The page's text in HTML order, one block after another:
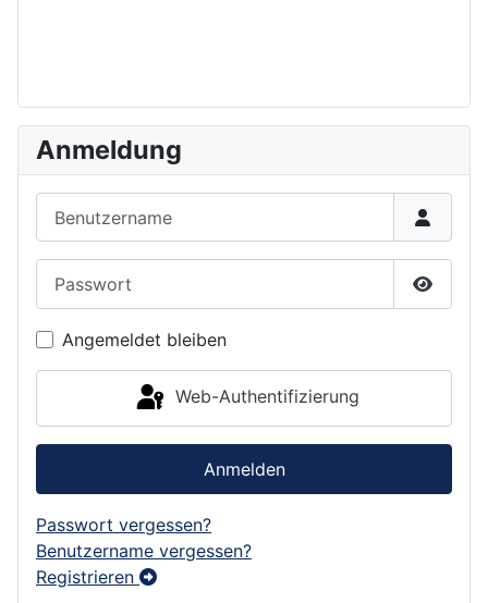
Anmeldung
Angemeldet bleiben
Web-Authentifizierung
Anmelden
Passwort vergessen?
Benutzername vergessen?
Registrieren